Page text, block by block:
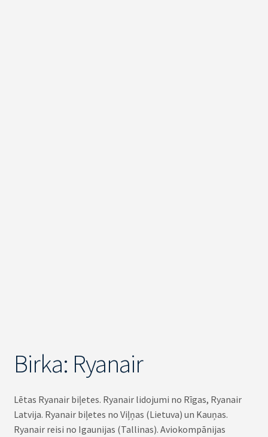
Birka: Ryanair
Lētas Ryanair biļetes. Ryanair lidojumi no Rīgas, Ryanair
Latvija. Ryanair biļetes no Viļņas (Lietuva) un Kauņas.
Ryanair reisi no Igaunijas (Tallinas). Aviokompānijas